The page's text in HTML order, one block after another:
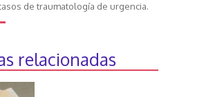
de traumatología de urgencia.
relacionadas